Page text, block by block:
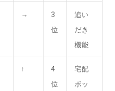
→
3
位
追い
だき
機能
↑
4
位
宅配
ボッ